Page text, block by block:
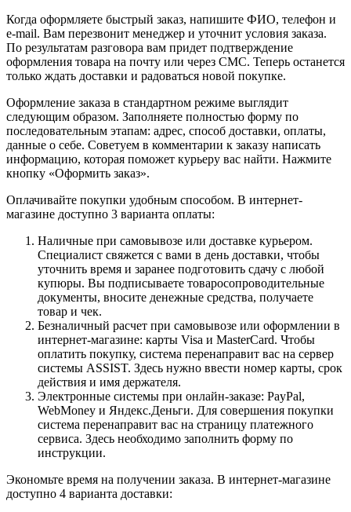
Когда оформляете быстрый заказ, напишите ФИО, телефон и
e-mail. Вам перезвонит менеджер и уточнит условия заказа.
По результатам разговора вам придет подтверждение
оформления товара на почту или через СМС. Теперь останется
только ждать доставки и радоваться новой покупке.
Оформление заказа в стандартном режиме выглядит
следующим образом. Заполняете полностью форму по
последовательным этапам: адрес, способ доставки, оплаты,
данные о себе. Советуем в комментарии к заказу написать
информацию, которая поможет курьеру вас найти. Нажмите
кнопку «Оформить заказ».
Оплачивайте покупки удобным способом. В интернет-
магазине доступно 3 варианта оплаты:
Наличные при самовывозе или доставке курьером.
Специалист свяжется с вами в день доставки, чтобы
уточнить время и заранее подготовить сдачу с любой
купюры. Вы подписываете товаросопроводительные
документы, вносите денежные средства, получаете
товар и чек.
Безналичный расчет при самовывозе или оформлении в
интернет-магазине: карты Visa и MasterCard. Чтобы
оплатить покупку, система перенаправит вас на сервер
системы ASSIST. Здесь нужно ввести номер карты, срок
действия и имя держателя.
Электронные системы при онлайн-заказе: PayPal,
WebMoney и Яндекс.Деньги. Для совершения покупки
система перенаправит вас на страницу платежного
сервиса. Здесь необходимо заполнить форму по
инструкции.
Экономьте время на получении заказа. В интернет-магазине
доступно 4 варианта доставки: